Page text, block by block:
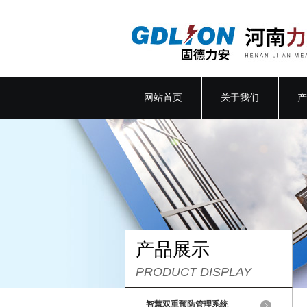
网站首页 关于我们
产品展示
PRODUCT DISPLAY
智慧双重预防管理系统